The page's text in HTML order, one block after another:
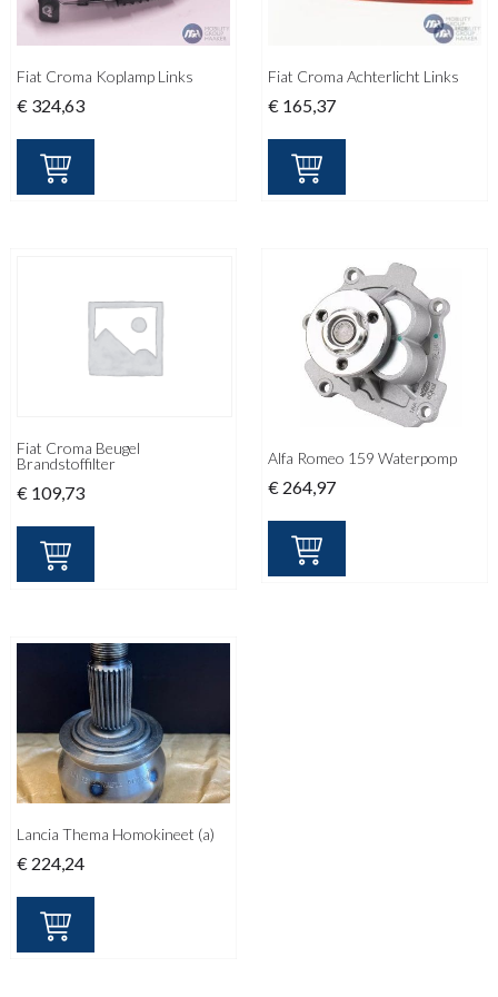
Fiat Croma Koplamp Links
€ 324,63
Fiat Croma Achterlicht Links
€ 165,37
Fiat Croma Beugel
Brandstoffilter
€ 109,73
Alfa Romeo 159 Waterpomp
€ 264,97
Lancia Thema Homokineet (a)
€ 224,24